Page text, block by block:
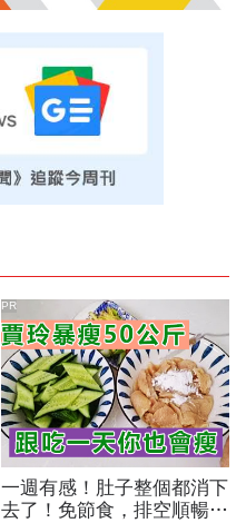
一週有感！肚子整個都消下
去了！免節食，排空順暢就
PR